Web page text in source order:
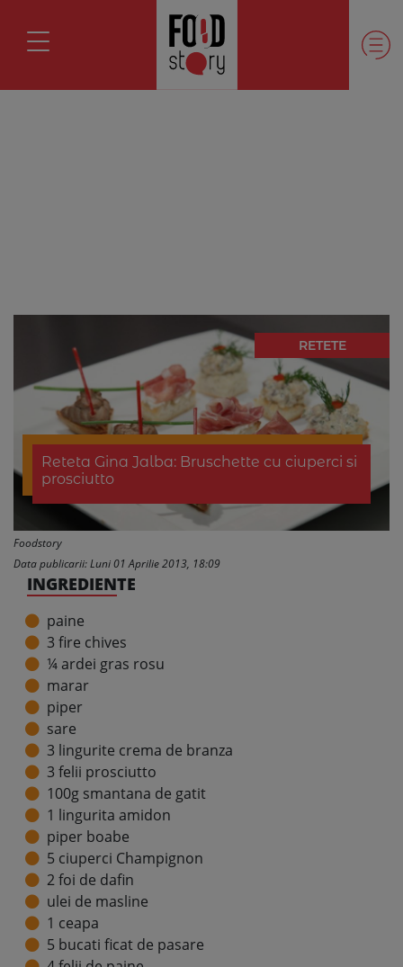
RETETE
Reteta Gina Jalba: Bruschette cu ciuperci si
prosciutto
Foodstory
Data publicarii: Luni 01 Aprilie 2013, 18:09
INGREDIENTE
paine
3 fire chives
¼ ardei gras rosu
marar
piper
sare
3 lingurite crema de branza
3 felii prosciutto
100g smantana de gatit
1 lingurita amidon
piper boabe
5 ciuperci Champignon
2 foi de dafin
ulei de masline
1 ceapa
5 bucati ficat de pasare